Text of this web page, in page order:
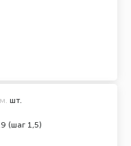
(шаг 1,5)
шт.